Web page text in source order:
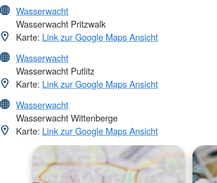
Wasserwacht
Wasserwacht Pritzwalk
Karte: Link zur Google Maps Ansicht
Wasserwacht
Wasserwacht Putlitz
Karte: Link zur Google Maps Ansicht
Wasserwacht
Wasserwacht Wittenberge
Karte: Link zur Google Maps Ansicht